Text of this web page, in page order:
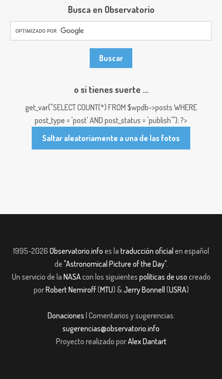
Busca en Observatorio
o si tienes suerte ...
get_var("SELECT COUNT(*) FROM $wpdb->posts WHERE
post_type = 'post' AND post_status = 'publish'"); ?>
Saltar aleatoriamente a una de las fotos
1995-2026 Observatorio.info es la traducción oficial en español
de "Astronomical Picture of the Day".
Un servicio de la NASAcon los siguientes políticas de uso creado
porRobert Nemiroff(MTU) &Jerry Bonnell (USRA)
Donaciones | Comentarios y sugerencias:
sugerencias@observatorio.info
Proyecto realizado porAlex Dantart